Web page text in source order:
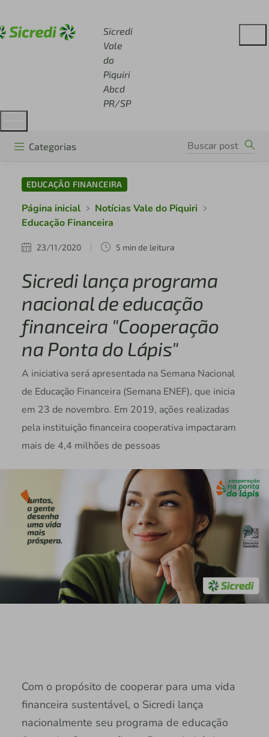
Sicredi
Vale
do
Piquiri
Abcd
PR/SP
Categorias
EDUCAÇÃO FINANCEIRA
Página inicial
Notícias Vale do Piquiri
Educação Financeira
23/11/2020 5 min de leitura
Sicredi lança programa
nacional de educação
financeira "Cooperação
na Ponta do Lápis"
A iniciativa será apresentada na Semana Nacional
de Educação Financeira (Semana ENEF), que inicia
em 23 de novembro. Em 2019, ações realizadas
pela instituição financeira cooperativa impactaram
mais de 4,4 milhões de pessoas
Com o propósito de cooperar para uma vida
financeira sustentável, o Sicredi lança
nacionalmente seu programa de educação